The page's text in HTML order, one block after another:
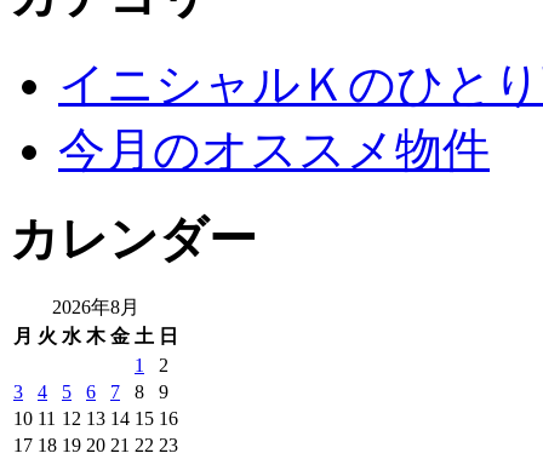
イニシャルＫのひと
今月のオススメ物件
カレンダー
2026年8月
月 火 水 木 金 土 日
1
2
3
4 5 6 7 8
9
10 11 12 13 14 15 16
17 18 19 20 21 22 23